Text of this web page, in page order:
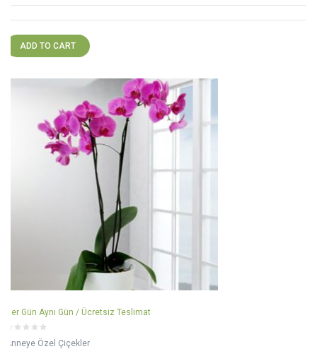
ADD TO CART
Her Gün Aynı Gün / Ücretsiz Teslimat
Anneye Özel Çiçekler